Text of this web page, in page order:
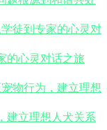
的心灵对话之旅
建立理想人犬关系